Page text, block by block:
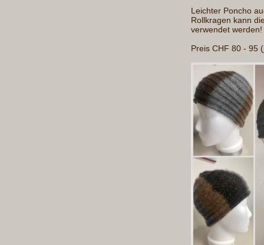
Leichter Poncho
Rollkragen kann
verwendet werden!
Preis CHF 80 - 95